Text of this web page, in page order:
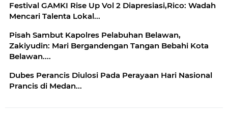
Festival GAMKI Rise Up Vol 2 Diapresiasi,Rico: Wadah
Mencari Talenta Lokal...
Pisah Sambut Kapolres Pelabuhan Belawan,
Zakiyudin: Mari Bergandengan Tangan Bebahi Kota
Belawan....
Dubes Perancis Diulosi Pada Perayaan Hari Nasional
Prancis di Medan...